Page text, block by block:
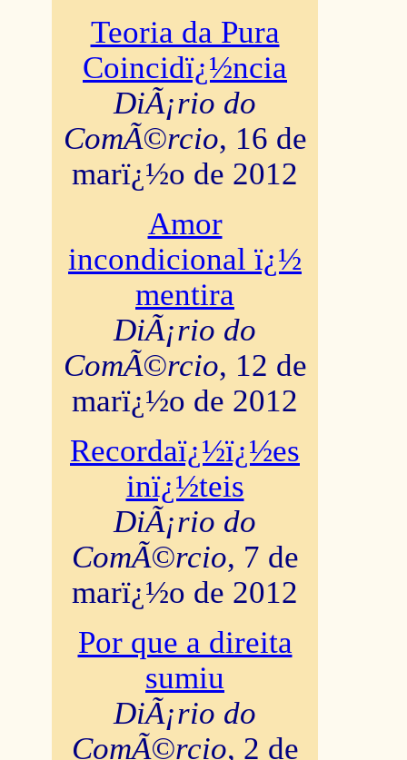
Teoria da Pura
Coincidï¿½ncia
DiÃ¡rio do
ComÃ©rcio, 16 de
marï¿½o de 2012
Amor
incondicional ï¿½
mentira
DiÃ¡rio do
ComÃ©rcio, 12 de
marï¿½o de 2012
Recordaï¿½ï¿½es
inï¿½teis
DiÃ¡rio do
ComÃ©rcio, 7 de
marï¿½o de 2012
Por que a direita
sumiu
DiÃ¡rio do
ComÃ©rcio, 2 de